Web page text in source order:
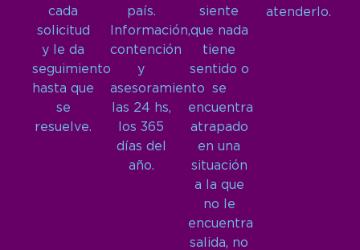
cada
solicitud
y le da
seguimiento
hasta que
se
resuelve.
país.
Información,
contención
y
asesoramiento
las 24 hs,
los 365
días del
año.
siente
que nada
tiene
sentido o
se
encuentra
atrapado
en una
situación
a la que
no le
encuentra
salida, no
atenderlo.